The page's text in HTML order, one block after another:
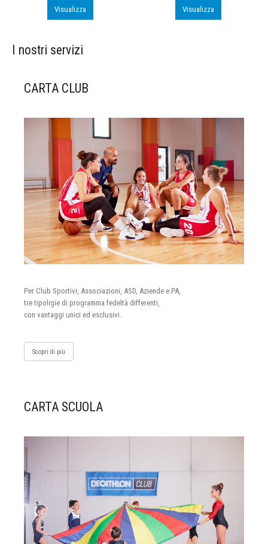
Visualizza Visualizza
I nostri servizi
CARTA CLUB
Per Club Sportivi, Associazioni, ASD, Aziende e PA,
tre tipoligie di programma fedeltà differenti,
con vantaggi unici ed esclusivi.
Scopri di più
CARTA SCUOLA